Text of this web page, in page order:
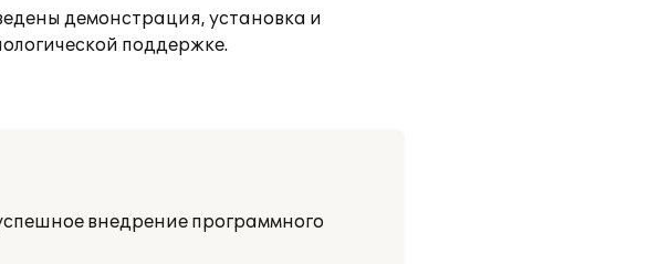
демонстрация, установка и
поддержке.
внедрение программного